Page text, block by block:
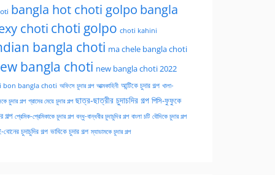
bangla hot choti golpo bangla
choti choti golpo choti kahini
bangla choti ma chele bangla choti
bangla choti new bangla choti 2022
bon bangla choti অফিসে চুদার গল্প আত্মকাহিনী আন্টিকে চুদার গল্প খালা-
চুদার গল্প গ্রামের মেয়ে চুদার গল্প ছাত্র-ছাত্রীর চুদাচদির গল্প পিসি-ফুফুকে
গল্প প্রেমিক-প্রেমিকাকে চুদার গল্প বন্ধু-বান্ধবীর চুদাচুদির গল্প বাংলা চটি বৌদিকে চুদার গল্প
বোনের চুদাচুদির গল্প ভাবিকে চুদার গল্প ম্যাডামকে চুদার গল্প